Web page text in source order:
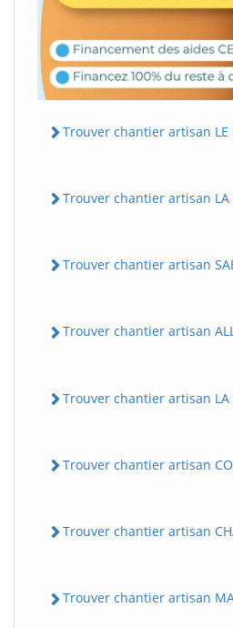
Trouver chantier artisan LE
Trouver chantier artisan LA
Trouver chantier artisan
Trouver chantier artisan
Trouver chantier artisan LA
Trouver chantier artisan
Trouver chantier artisan
Trouver chantier artisan